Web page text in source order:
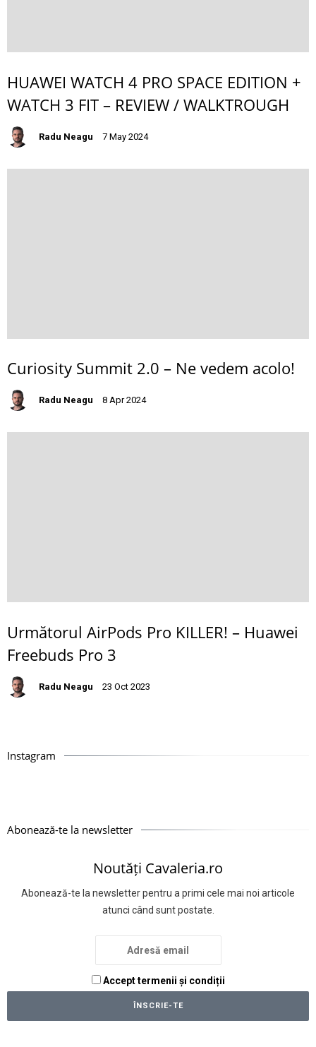
HUAWEI WATCH 4 PRO SPACE EDITION +
WATCH 3 FIT – REVIEW / WALKTROUGH
Radu Neagu 7 May 2024
Curiosity Summit 2.0 – Ne vedem acolo!
Radu Neagu 8 Apr 2024
Următorul AirPods Pro KILLER! – Huawei
Freebuds Pro 3
Radu Neagu 23 Oct 2023
Instagram
Abonează-te la newsletter
Noutăți Cavaleria.ro
Abonează-te la newsletter pentru a primi cele mai noi articole
atunci când sunt postate.
Accept termenii și condiții